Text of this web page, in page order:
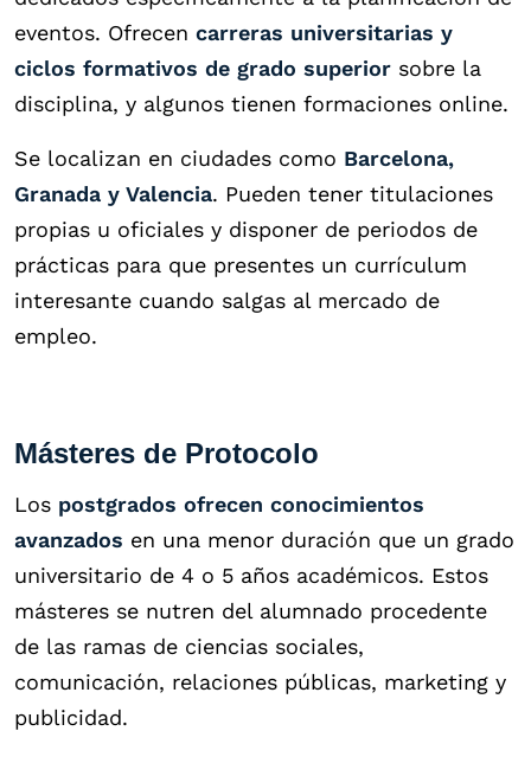
eventos. Ofrecen carreras universitarias y
ciclos formativos de grado superior sobre la
disciplina, y algunos tienen formaciones online.
Se localizan en ciudades como Barcelona,
Granada y Valencia. Pueden tener titulaciones
propias u oficiales y disponer de periodos de
prácticas para que presentes un currículum
interesante cuando salgas al mercado de
empleo.
Másteres de Protocolo
Los postgrados ofrecen conocimientos
avanzados en una menor duración que un grado
universitario de 4 o 5 años académicos. Estos
másteres se nutren del alumnado procedente
de las ramas de ciencias sociales,
comunicación, relaciones públicas, marketing y
publicidad.